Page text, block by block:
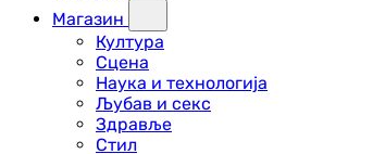
Магазин
Култура
Сцена
Наука и технологија
Љубав и секс
Здравље
Стил